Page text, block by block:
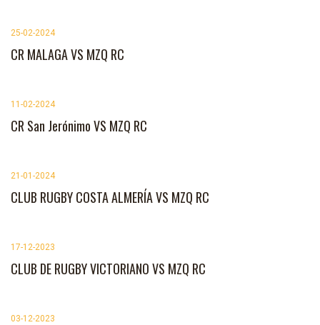
25-02-2024
CR MALAGA VS MZQ RC
11-02-2024
CR San Jerónimo VS MZQ RC
21-01-2024
CLUB RUGBY COSTA ALMERÍA VS MZQ RC
17-12-2023
CLUB DE RUGBY VICTORIANO VS MZQ RC
03-12-2023